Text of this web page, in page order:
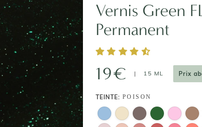
Vernis Green
Permanent
19€ | 15 ML Prix
TEINTE: POISON